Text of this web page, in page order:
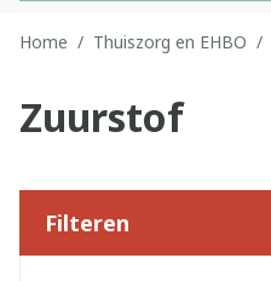
Home / Thuiszorg en EHBO /
Zuurstof
Filteren